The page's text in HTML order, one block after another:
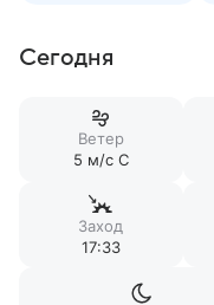
Сегодня
Ветер
5 м/c С
Заход
17:33